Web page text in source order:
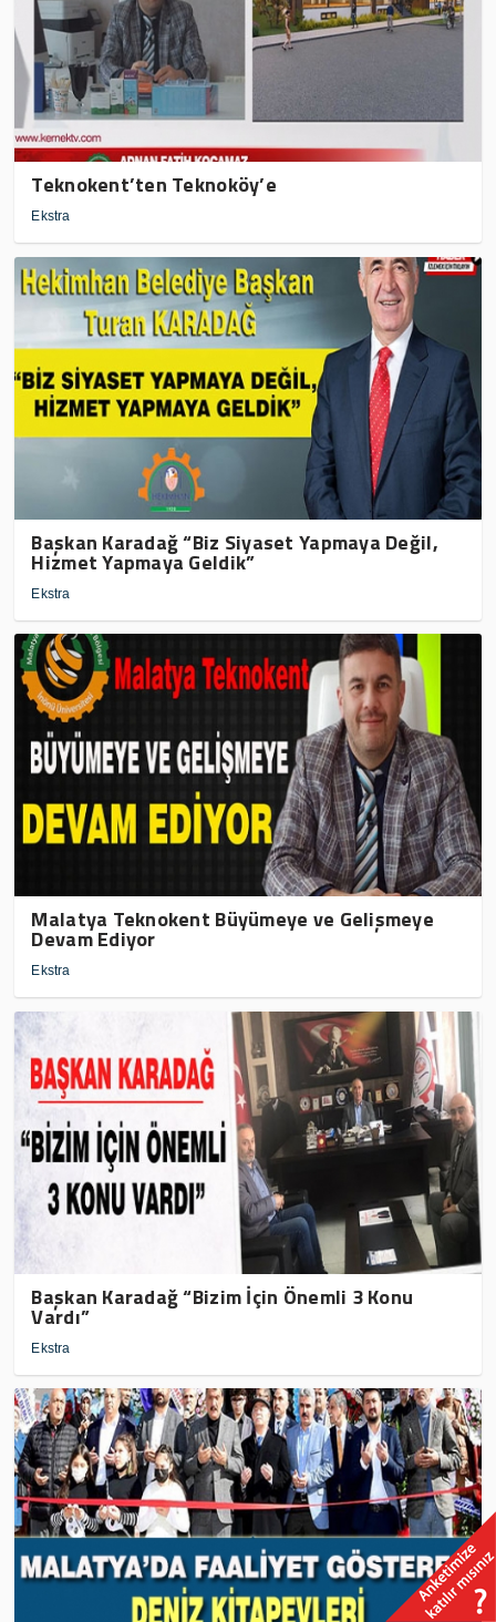
Teknokent’ten Teknoköy’e
Ekstra
Başkan Karadağ “Biz Siyaset Yapmaya Değil,
Hizmet Yapmaya Geldik”
Ekstra
Malatya Teknokent Büyümeye ve Gelişmeye
Devam Ediyor
Ekstra
Başkan Karadağ “Bizim İçin Önemli 3 Konu
Vardı”
Ekstra